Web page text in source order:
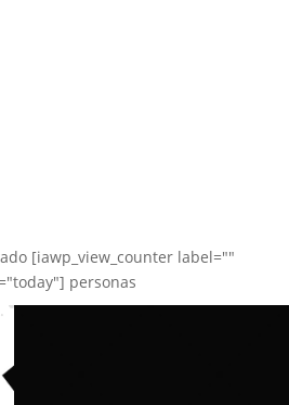
[iawp_view_counter label=""
personas